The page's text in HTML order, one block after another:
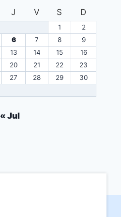
J V S D
1
2
6 7 8
9
13 14 15
16
20 21 22
23
27 28 29
30
« Jul